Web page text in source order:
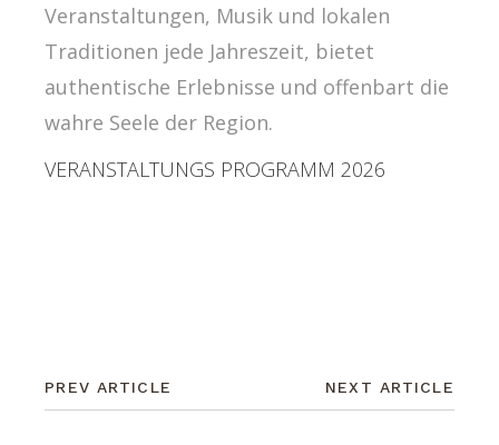
Veranstaltungen, Musik und lokalen
Traditionen jede Jahreszeit, bietet
authentische Erlebnisse und offenbart die
wahre Seele der Region.
VERANSTALTUNGS PROGRAMM 2026
PREV ARTICLE NEXT ARTICLE